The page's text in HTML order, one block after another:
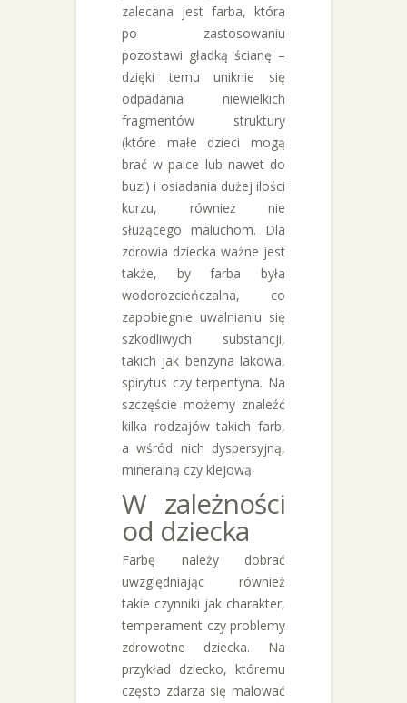
zalecana jest farba, która
po zastosowaniu
pozostawi gładką ścianę –
dzięki temu uniknie się
odpadania niewielkich
fragmentów struktury
(które małe dzieci mogą
brać w palce lub nawet do
buzi) i osiadania dużej ilości
kurzu, również nie
służącego maluchom. Dla
zdrowia dziecka ważne jest
także, by farba była
wodorozcieńczalna, co
zapobiegnie uwalnianiu się
szkodliwych substancji,
takich jak benzyna lakowa,
spirytus czy terpentyna. Na
szczęście możemy znaleźć
kilka rodzajów takich farb,
a wśród nich dyspersyjną,
mineralną czy klejową.
W zależności
od dziecka
Farbę należy dobrać
uwzględniając również
takie czynniki jak charakter,
temperament czy problemy
zdrowotne dziecka. Na
przykład dziecko, któremu
często zdarza się malować